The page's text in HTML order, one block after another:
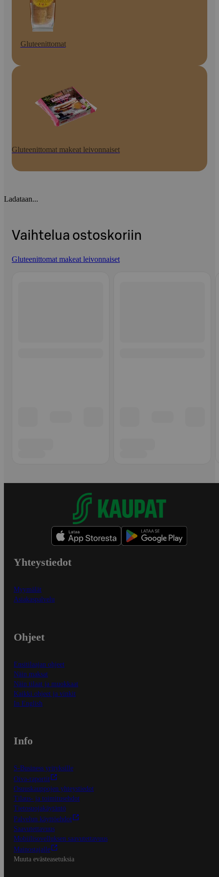
Gluteenittomat
Gluteenittomat makeat leivonnaiset
Ladataan...
Vaihtelua ostoskoriin
Gluteenittomat makeat leivonnaiset
Yhteystiedot
Myymälät
Asiakaspalvelu
Ohjeet
Ensitilaajan ohjeet
Näin maksat
Näin tilaat ja muokkaat
Kaikki ohjeet ja vinkit
In English
Info
S-Business yrityksille
Oiva-raportit
Osuuskauppojen yhteystiedot
Tilaus- ja toimitusehdot
Tietosuojakäytäntö
Palvelun käyttöehdot
Saavutettavuus
Mobiilisovelluksen saavutettavuus
Mainostajalle
Muuta evästeasetuksia